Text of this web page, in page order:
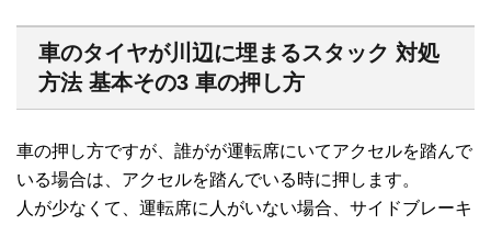
車のタイヤが川辺に埋まるスタック 対処
方法 基本その3 車の押し方
車の押し方ですが、誰がが運転席にいてアクセルを踏んで
いる場合は、アクセルを踏んでいる時に押します。
人が少なくて、運転席に人がいない場合、サイドブレーキ